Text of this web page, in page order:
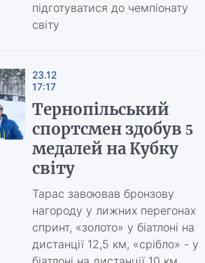
підготуватися до чемпіонату
світу
23.12
17:17
Тернопільський
спортсмен здобув 5
медалей на Кубку
світу
Тарас завоював бронзову
нагороду у лижних перегонах
спринт, «золото» у біатлоні на
дистанції 12,5 км, «срібло» - у